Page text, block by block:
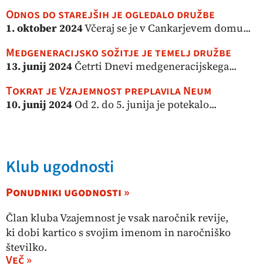
Odnos do starejših je ogledalo družbe
1. oktober 2024Včeraj se je v Cankarjevem domu...
Medgeneracijsko sožitje je temelj družbe
13. junij 2024Četrti Dnevi medgeneracijskega...
Tokrat je Vzajemnost preplavila Neum
10. junij 2024Od 2. do 5. junija je potekalo...
Klub ugodnosti
Ponudniki ugodnosti »
Član kluba Vzajemnost je vsak naročnik revije,
ki dobi kartico s svojim imenom in naročniško
številko.
Več »